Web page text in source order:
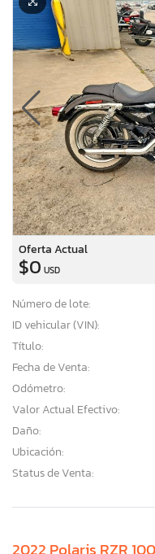
Oferta Actual
$0 USD
Número de lote:
ID vehicular (VIN):
Título:
Fecha de Venta:
Odómetro:
Valor Actual Efectivo:
Daño:
Ubicación:
Status de Venta:
2022 Polaris RZR